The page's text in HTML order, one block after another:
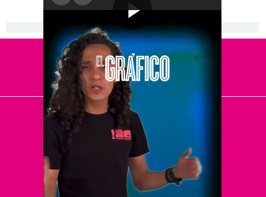
[Publicidad]
El Universal
Vive USA
Clase